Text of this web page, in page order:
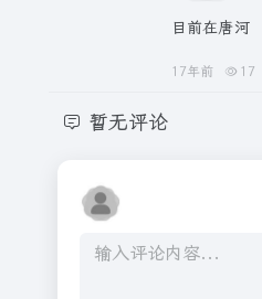
目前在唐河
17年前 17
暂无评论